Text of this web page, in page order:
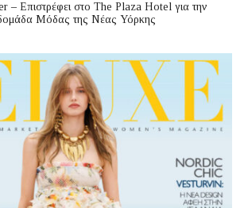
– Επιστρέφει στο The Plaza Hotel για την
Μόδας της Νέας Υόρκης